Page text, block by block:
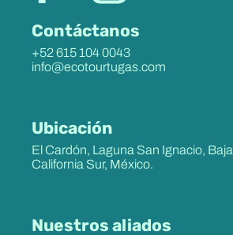
Contáctanos
+52 615 104 0043
info@ecotourtugas.com
Ubicación
El Cardón, Laguna San Ignacio, Baja
California Sur, México.
Nuestros aliados